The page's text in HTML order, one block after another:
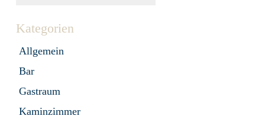
Kategorien
Allgemein
Bar
Gastraum
Kaminzimmer